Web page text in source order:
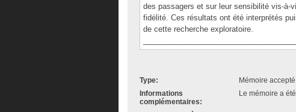
des passagers et sur leur sensibilité vis-à-
fidélité. Ces résultats ont été interprétés
de cette recherche exploratoire.
Type:
Mémoire accepté
Informations
complémentaires:
Le mémoire a